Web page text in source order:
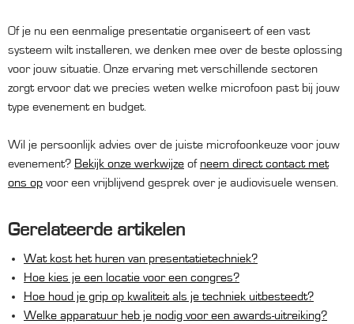
Of je nu een eenmalige presentatie organiseert of een vast
systeem wilt installeren, we denken mee over de beste oplossing
voor jouw situatie. Onze ervaring met verschillende sectoren
zorgt ervoor dat we precies weten welke microfoon past bij jouw
type evenement en budget.
Wil je persoonlijk advies over de juiste microfoonkeuze voor jouw
evenement? Bekijk onze werkwijze of neem direct contact met
ons op voor een vrijblijvend gesprek over je audiovisuele wensen.
Gerelateerde artikelen
Wat kost het huren van presentatietechniek?
Hoe kies je een locatie voor een congres?
Hoe houd je grip op kwaliteit als je techniek uitbesteedt?
Welke apparatuur heb je nodig voor een awards-uitreiking?